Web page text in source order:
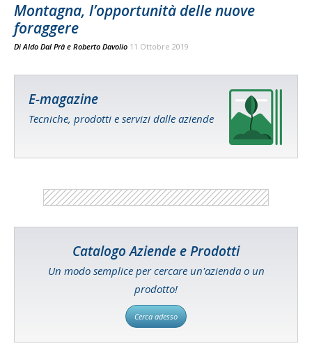
Montagna, l’opportunità delle nuove
foraggere
DiAldo Dal Prà e Roberto Davolio 11 Ottobre 2019
E-magazine
Tecniche, prodotti e servizi dalle aziende
Catalogo Aziende e Prodotti
Un modo semplice per cercare un'azienda o un
prodotto!
Cerca adesso